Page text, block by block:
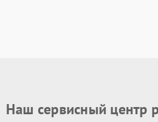
Наш сервисный центр